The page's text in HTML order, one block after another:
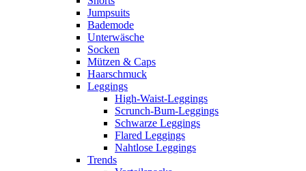
Jumpsuits
Bademode
Unterwäsche
Socken
Mützen & Caps
Haarschmuck
Leggings
High-Waist-Leggings
Scrunch-Bum-Leggings
Schwarze Leggings
Flared Leggings
Nahtlose Leggings
Trends